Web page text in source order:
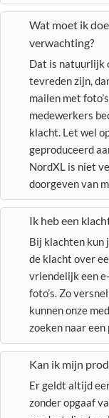
Wat moet ik
verwachting?
Dat is natuurlijk
tevreden zijn,
mailen met
medewerkers
klacht. Let wel
geproduceerd
NordXL is niet
doorgeven van
Ik heb een
Bij klachten kun
de klacht over
vriendelijk een
foto’s. Zo
kunnen onze
zoeken naar een
Kan ik mijn
Er geldt altijd
zonder opgaaf